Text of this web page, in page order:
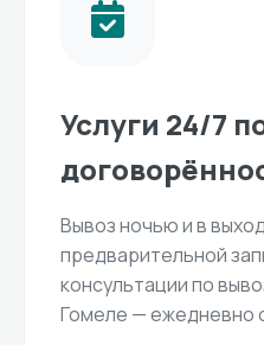
Услуги 24/7
Вывоз ночью и в
предварительной
консультации по
Гомеле — ежедневно